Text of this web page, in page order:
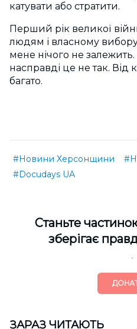
катувати або стратити.
Перший рік великої
людям і власному
мене нічого не
насправді це не так.
багато.
#Новини Херсонщини
#Docudays UA
Cтаньте
зберігає
ЗАРАЗ ЧИТАЮТЬ